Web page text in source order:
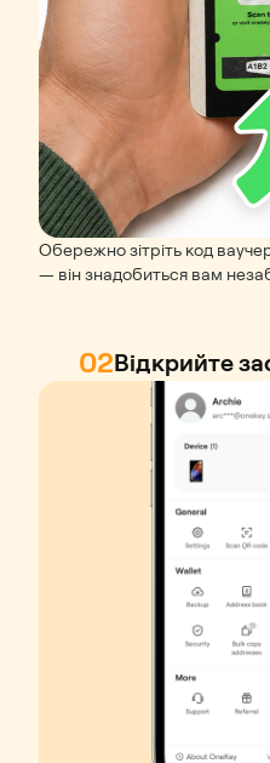
Обережно зітріть код
— він знадобиться вам
02Відкрийте